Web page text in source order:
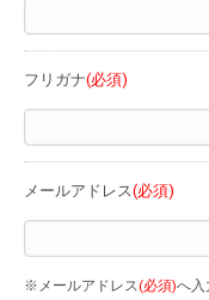
フリガナ(必須)
メールアドレス(必須)
※メールアドレス(必須)へ入